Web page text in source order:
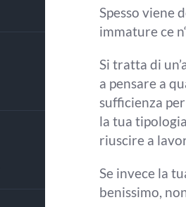
Spesso viene
immature ce n
Si tratta di
a pensare a
sufficienza per
latua
riuscire a
Se invece la
benissimo,